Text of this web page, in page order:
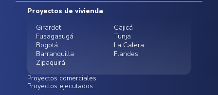
Postventas
Contratación Directa
Noticias
Proyectos de vivienda
Girardot
Cajicá
Fusagasugá
Tunja
Bogotá
La Calera
Barranquilla
Flandes
Zipaquirá
Proyectos comerciales
Proyectos ejecutados